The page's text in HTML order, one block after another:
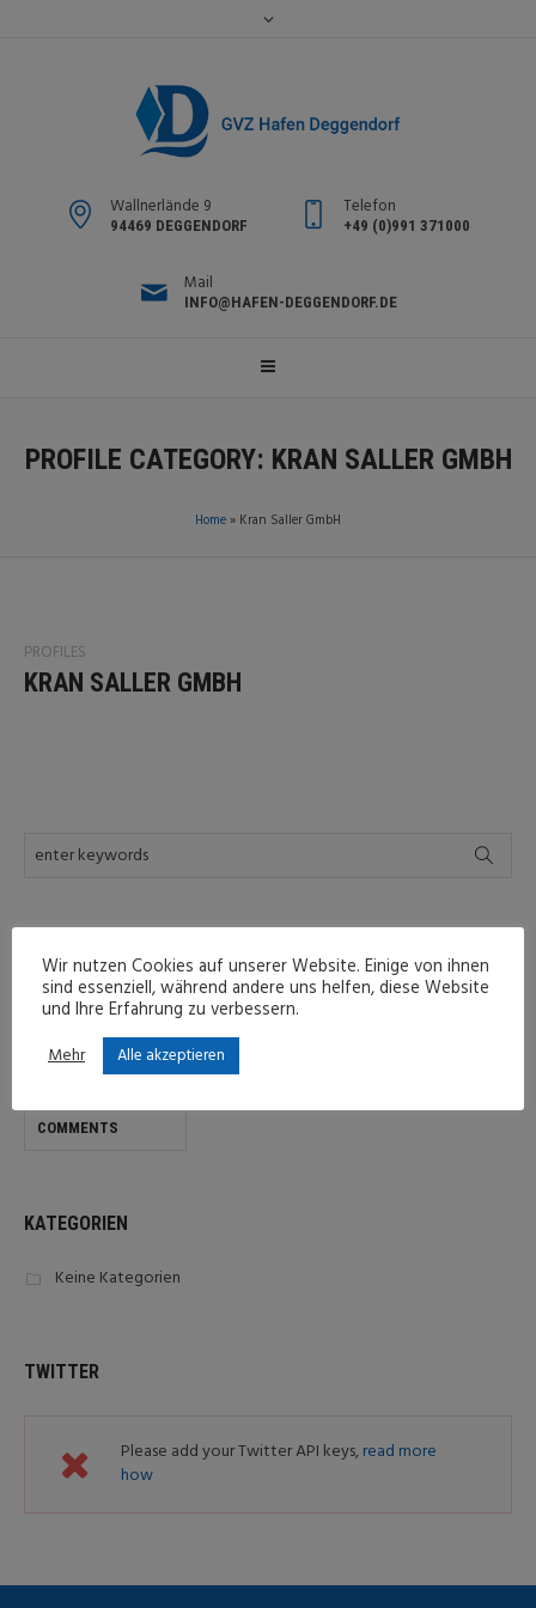
Wallnerlände 9
94469 DEGGENDORF
Telefon
+49 (0)991 371000
Mail
INFO@HAFEN-DEGGENDORF.DE
PROFILE CATEGORY: KRAN SALLER GMBH
Home» Kran Saller GmbH
PROFILES
KRAN SALLER GMBH
LATEST POSTS
COMMENTS
KATEGORIEN
Keine Kategorien
TWITTER
Please add your Twitter API keys,read more
how
Wir nutzen Cookies auf unserer Website. Einige von ihnen
sind essenziell, während andere uns helfen, diese Website
und Ihre Erfahrung zu verbessern.
Mehr
Alle akzeptieren